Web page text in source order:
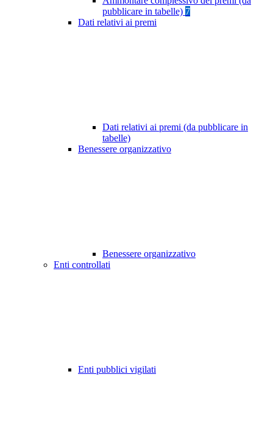
pubblicare in tabelle) 7
Dati relativi ai premi
Dati relativi ai premi (da pubblicare in
tabelle)
Benessere organizzativo
Benessere organizzativo
Enti controllati
Enti pubblici vigilati